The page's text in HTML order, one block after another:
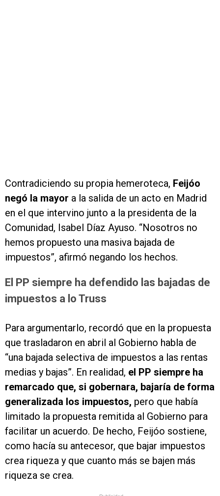
Contradiciendo su propia hemeroteca, Feijóo
negó la mayor a la salida de un acto en Madrid
en el que intervino junto a la presidenta de la
Comunidad, Isabel Díaz Ayuso. “Nosotros no
hemos propuesto una masiva bajada de
impuestos”, afirmó negando los hechos.
El PP siempre ha defendido las bajadas de
impuestos a lo Truss
Para argumentarlo, recordó que en la propuesta
que trasladaron en abril al Gobierno habla de
“una bajada selectiva de impuestos a las rentas
medias y bajas”. En realidad, el PP siempre ha
remarcado que, si gobernara, bajaría de forma
generalizada los impuestos, pero que había
limitado la propuesta remitida al Gobierno para
facilitar un acuerdo. De hecho, Feijóo sostiene,
como hacía su antecesor, que bajar impuestos
crea riqueza y que cuanto más se bajen más
riqueza se crea.